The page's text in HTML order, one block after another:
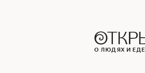
О ЛЮДЯХ И